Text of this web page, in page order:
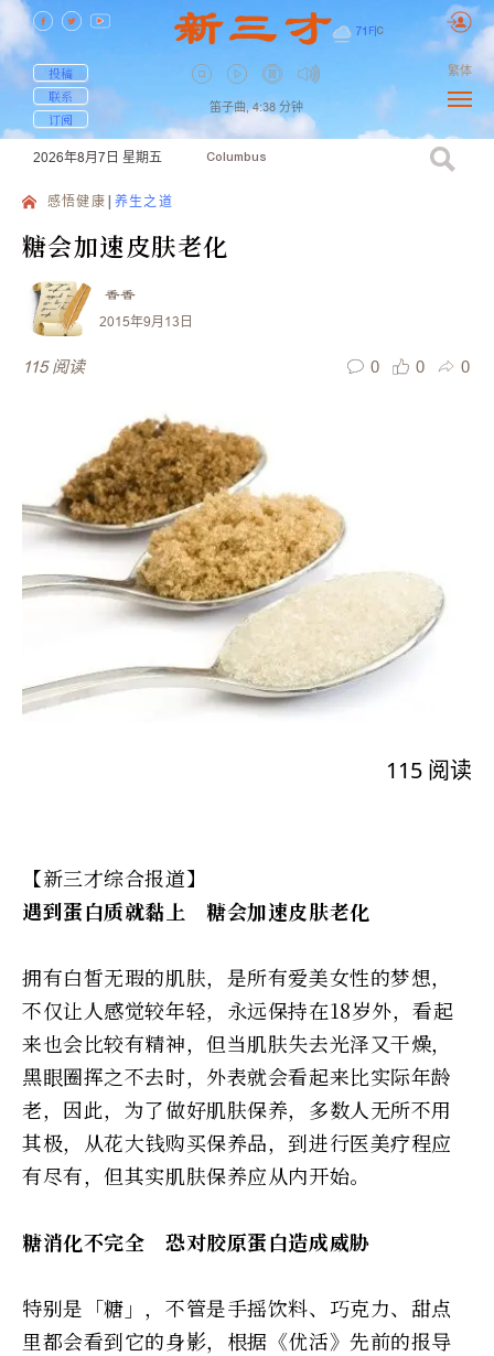
71 F| C
投稿
联系
订阅
笛子曲, 4:38 分钟
繁体
2026年8月7日 星期五 Columbus
感悟健康 养生之道
糖会加速皮肤老化
香香
2015年9月13日
115 阅读 0 0 0
115 阅读
【新三才综合报道】
遇到蛋白质就黏上 糖会加速皮肤老化
拥有白皙无瑕的肌肤，是所有爱美女性的梦想，
不仅让人感觉较年轻，永远保持在18岁外，看起
来也会比较有精神，但当肌肤失去光泽又干燥，
黑眼圈挥之不去时，外表就会看起来比实际年龄
老，因此，为了做好肌肤保养，多数人无所不用
其极，从花大钱购买保养品，到进行医美疗程应
有尽有，但其实肌肤保养应从内开始。
糖消化不完全 恐对胶原蛋白造成威胁
特别是「糖」，不管是手摇饮料、巧克力、甜点
里都会看到它的身影，根据《优活》先前的报导